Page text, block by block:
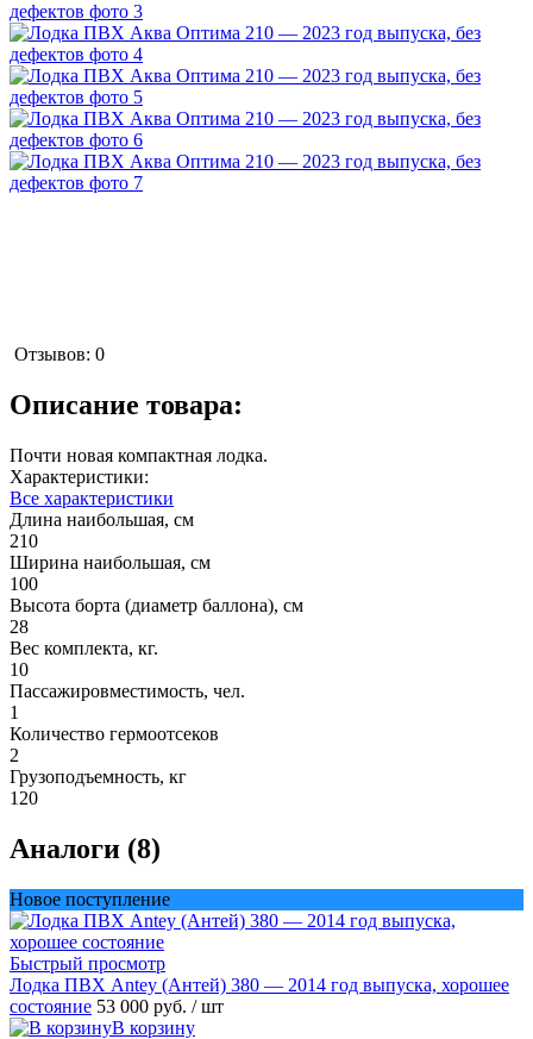
Отзывов: 0
Описание товара:
Почти новая компактная лодка.
Характеристики:
Все характеристики
Длина наибольшая, см
210
Ширина наибольшая, см
100
Высота борта (диаметр баллона), см
28
Вес комплекта, кг.
10
Пассажировместимость, чел.
1
Количество гермоотсеков
2
Грузоподъемность, кг
120
Аналоги (8)
Новое поступление
Быстрый просмотр
Лодка ПВХ Antey (Антей) 380 — 2014 год выпуска, хорошее
состояние 53 000 руб. / шт
В корзину